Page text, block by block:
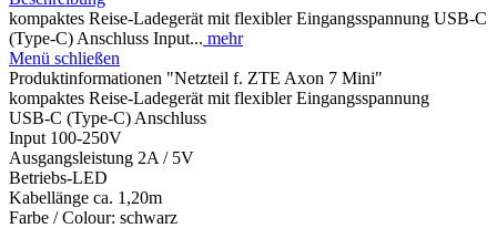
kompaktes Reise-Ladegerät mit flexibler Eingangsspannung USB-C
(Type-C) Anschluss Input... mehr
Menü schließen
Produktinformationen "Netzteil f. ZTE Axon 7 Mini"
kompaktes Reise-Ladegerät mit flexibler Eingangsspannung
USB-C (Type-C) Anschluss
Input 100-250V
Ausgangsleistung 2A / 5V
Betriebs-LED
Kabellänge ca. 1,20m
Farbe / Colour: schwarz